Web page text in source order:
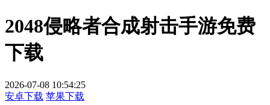
2048侵略者合成射击手游免费
下载
2026-07-08 10:54:25
安卓下载 苹果下载